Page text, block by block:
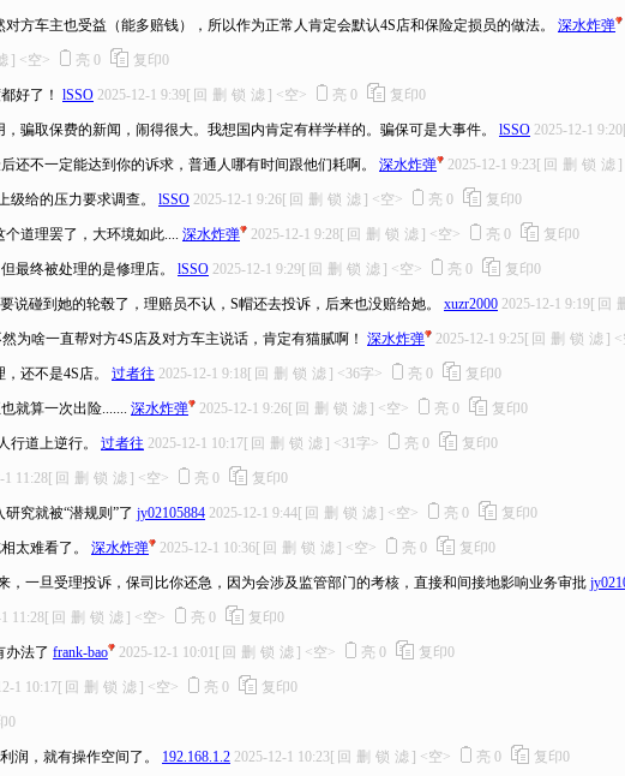
方车主也受益（能多赔钱），所以作为正常人肯定会默认4S店和保险定损员的做法。 深水炸弹
] <空> 亮 0 复印0
好了！ lSSO 2025-12-1 9:39[ 回 删 锁 滤 ] <空> 亮 0 复印0
骗取保费的新闻，闹得很大。我想国内肯定有样学样的。骗保可是大事件。 lSSO 2025-12-1 9:20
还不一定能达到你的诉求，普通人哪有时间跟他们耗啊。 深水炸弹 2025-12-1 9:23[ 回 删 锁 滤 ]
给的压力要求调查。 lSSO 2025-12-1 9:26[ 回 删 锁 滤 ] <空> 亮 0 复印0
道理罢了，大环境如此.... 深水炸弹 2025-12-1 9:28[ 回 删 锁 滤 ] <空> 亮 0 复印0
最终被处理的是修理店。 lSSO 2025-12-1 9:29[ 回 删 锁 滤 ] <空> 亮 0 复印0
碰到她的轮毂了，理赔员不认，S帽还去投诉，后来也没赔给她。 xuzr2000 2025-12-1 9:19[ 回
为啥一直帮对方4S店及对方车主说话，肯定有猫腻啊！ 深水炸弹 2025-12-1 9:25[ 回 删 锁 滤 ]
还不是4S店。 过者往 2025-12-1 9:18[ 回 删 锁 滤 ] <36字> 亮 0 复印0
就算一次出险....... 深水炸弹 2025-12-1 9:26[ 回 删 锁 滤 ] <空> 亮 0 复印0
道上逆行。 过者往 2025-12-1 10:17[ 回 删 锁 滤 ] <31字> 亮 0 复印0
1 11:28[ 回 删 锁 滤 ] <空> 亮 0 复印0
究就被“潜规则”了 jy02105884 2025-12-1 9:44[ 回 删 锁 滤 ] <空> 亮 0 复印0
太难看了。 深水炸弹 2025-12-1 10:36[ 回 删 锁 滤 ] <空> 亮 0 复印0
一旦受理投诉，保司比你还急，因为会涉及监管部门的考核，直接和间接地影响业务审批
11:28[ 回 删 锁 滤 ] <空> 亮 0 复印0
办法了 frank-bao 2025-12-1 10:01 [ 回 删 锁 滤 ] <空> 亮 0 复印0
1 10:17[ 回 删 锁 滤 ] <空> 亮 0 复印0
0
润，就有操作空间了。 192.168.1.2 2025-12-1 10:23[ 回 删 锁 滤 ] <空> 亮 0 复印0